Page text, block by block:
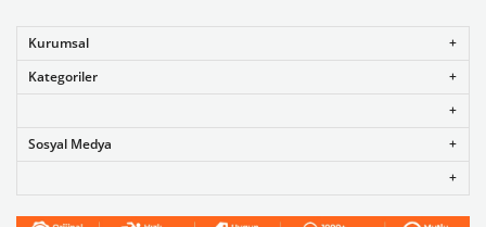
Kurumsal
Kategoriler
Sosyal Medya